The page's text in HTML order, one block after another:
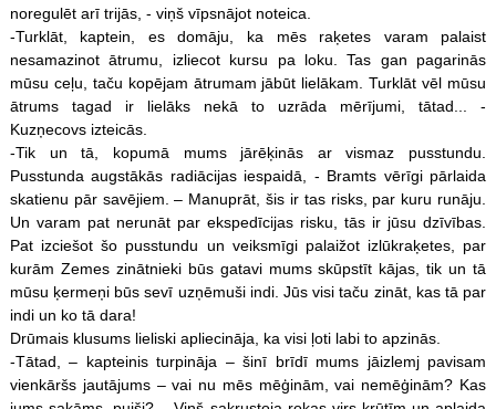
noregulēt arī trijās, - viņš vīpsnājot noteica.
-Turklāt, kaptein, es domāju, ka mēs raķetes varam palaist
nesamazinot ātrumu, izliecot kursu pa loku. Tas gan pagarinās
mūsu ceļu, taču kopējam ātrumam jābūt lielākam. Turklāt vēl mūsu
ātrums tagad ir lielāks nekā to uzrāda mērījumi, tātad... -
Kuzņecovs izteicās.
-Tik un tā, kopumā mums jārēķinās ar vismaz pusstundu.
Pusstunda augstākās radiācijas iespaidā, - Bramts vērīgi pārlaida
skatienu pār savējiem. – Manuprāt, šis ir tas risks, par kuru runāju.
Un varam pat nerunāt par ekspedīcijas risku, tās ir jūsu dzīvības.
Pat izciešot šo pusstundu un veiksmīgi palaižot izlūkraķetes, par
kurām Zemes zinātnieki būs gatavi mums skūpstīt kājas, tik un tā
mūsu ķermeņi būs sevī uzņēmuši indi. Jūs visi taču zināt, kas tā par
indi un ko tā dara!
Drūmais klusums lieliski apliecināja, ka visi ļoti labi to apzinās.
-Tātad, – kapteinis turpināja – šinī brīdī mums jāizlemj pavisam
vienkāršs jautājums – vai nu mēs mēģinām, vai nemēģinām? Kas